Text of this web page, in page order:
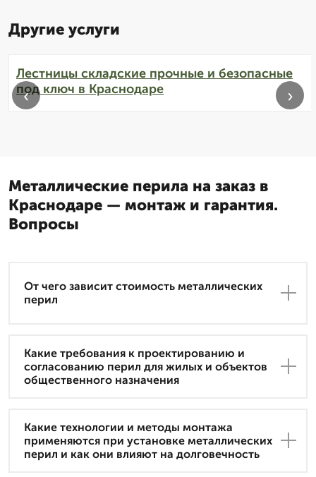
Другие услуги
Лестницы складские прочные и безопасные
под ключ в Краснодаре
‹ ›
Металлические перила на заказ в
Краснодаре — монтаж и гарантия.
Вопросы
От чего зависит стоимость металлических
перил
Какие требования к проектированию и
согласованию перил для жилых и объектов
общественного назначения
Какие технологии и методы монтажа
применяются при установке металлических
перил и как они влияют на долговечность